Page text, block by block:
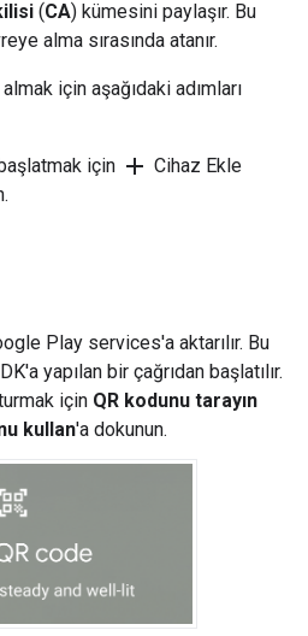
(CA) kümesini paylaşır. Bu
alma sırasında atanır.
için aşağıdaki adımları
için add Cihaz Ekle
Play services'a aktarılır. Bu
'a yapılan bir çağrıdan başlatılır.
için QR kodunu tarayın
kullan'a dokunun.